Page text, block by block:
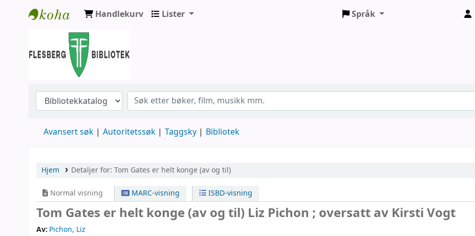
Flesberg bibliotek
Handlekurv Lister Språk
Avansert søk Autoritetssøk Taggsky Bibliotek
Hjem Detaljer for: Tom Gates er helt konge (av og til)
Normal visning MARC-visning ISBD-visning
Tom Gates er helt konge (av og til) Liz Pichon ; oversatt av Kirsti Vogt
Av: Pichon, Liz